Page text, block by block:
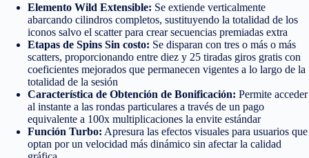
Elemento Wild Extensible: Se extiende verticalmente
abarcando cilindros completos, sustituyendo la totalidad de los
iconos salvo el scatter para crear secuencias premiadas extra
Etapas de Spins Sin costo: Se disparan con tres o más o más
scatters, proporcionando entre diez y 25 tiradas giros gratis con
coeficientes mejorados que permanecen vigentes a lo largo de la
totalidad de la sesión
Característica de Obtención de Bonificación: Permite acceder
al instante a las rondas particulares a través de un pago
equivalente a 100x multiplicaciones la envite estándar
Función Turbo: Apresura las efectos visuales para usuarios que
optan por un velocidad más dinámico sin afectar la calidad